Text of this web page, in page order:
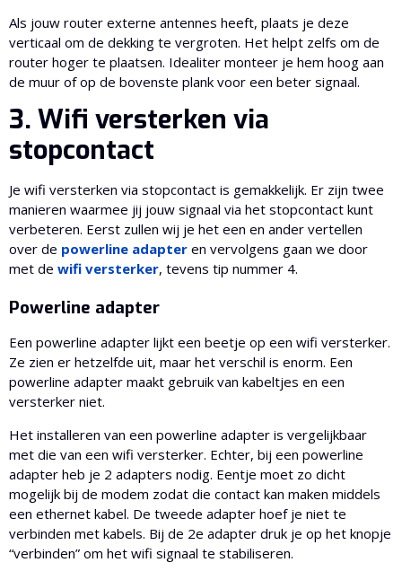
Als jouw router externe antennes heeft, plaats je deze
verticaal om de dekking te vergroten. Het helpt zelfs om de
router hoger te plaatsen. Idealiter monteer je hem hoog aan
de muur of op de bovenste plank voor een beter signaal.
3. Wifi versterken via
stopcontact
Je wifi versterken via stopcontact is gemakkelijk. Er zijn twee
manieren waarmee jij jouw signaal via het stopcontact kunt
verbeteren. Eerst zullen wij je het een en ander vertellen
over de powerline adapter en vervolgens gaan we door
met de wifi versterker, tevens tip nummer 4.
Powerline adapter
Een powerline adapter lijkt een beetje op een wifi versterker.
Ze zien er hetzelfde uit, maar het verschil is enorm. Een
powerline adapter maakt gebruik van kabeltjes en een
versterker niet.
Het installeren van een powerline adapter is vergelijkbaar
met die van een wifi versterker. Echter, bij een powerline
adapter heb je 2 adapters nodig. Eentje moet zo dicht
mogelijk bij de modem zodat die contact kan maken middels
een ethernet kabel. De tweede adapter hoef je niet te
verbinden met kabels. Bij de 2e adapter druk je op het knopje
“verbinden” om het wifi signaal te stabiliseren.